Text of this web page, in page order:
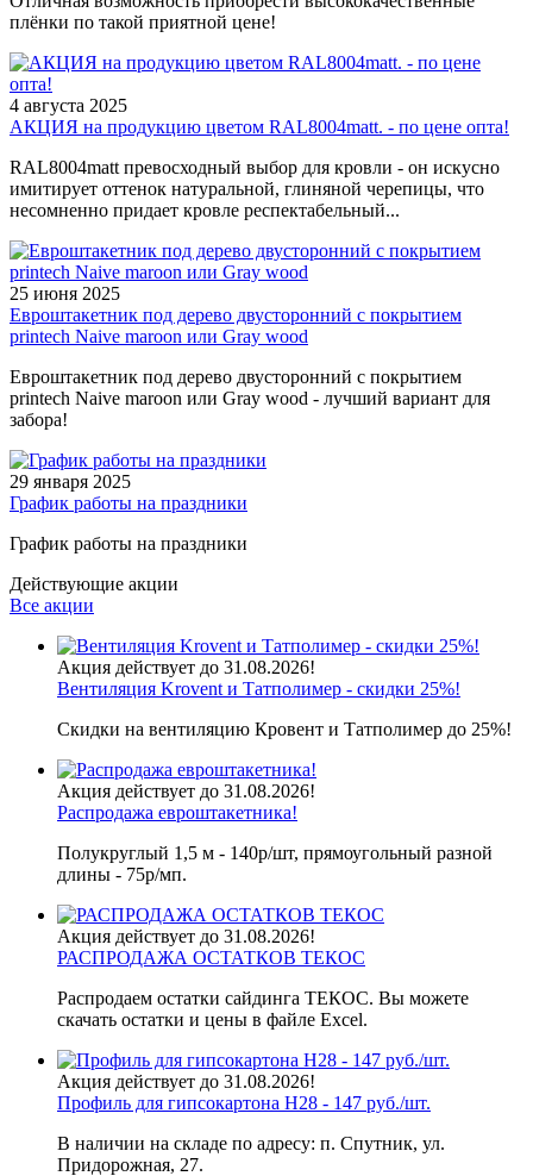
плёнки по такой приятной цене!
4 августа 2025
АКЦИЯ на продукцию цветом RAL8004matt. - по цене опта!
RAL8004matt превосходный выбор для кровли - он искусно
имитирует оттенок натуральной, глиняной черепицы, что
несомненно придает кровле респектабельный...
25 июня 2025
Евроштакетник под дерево двусторонний с покрытием
printech Naive maroon или Gray wood
Евроштакетник под дерево двусторонний с покрытием
printech Naive maroon или Gray wood - лучший вариант для
забора!
29 января 2025
График работы на праздники
График работы на праздники
Действующие акции
Все акции
Акция действует до 31.08.2026!
Вентиляция Krovent и Татполимер - скидки 25%!
Скидки на вентиляцию Кровент и Татполимер до 25%!
Акция действует до 31.08.2026!
Распродажа евроштакетника!
Полукруглый 1,5 м - 140р/шт, прямоугольный разной
длины - 75р/мп.
Акция действует до 31.08.2026!
РАСПРОДАЖА ОСТАТКОВ ТЕКОС
Распродаем остатки сайдинга ТЕКОС. Вы можете
скачать остатки и цены в файле Excel.
Акция действует до 31.08.2026!
Профиль для гипсокартона H28 - 147 руб./шт.
В наличии на складе по адресу: п. Спутник, ул.
Придорожная, 27.